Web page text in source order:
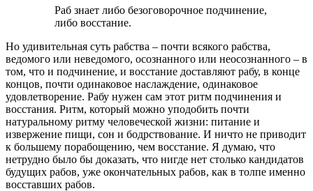
Раб знает либо безоговорочное подчинение,
либо восстание.
Но удивительная суть рабства – почти всякого рабства,
ведомого или неведомого, осознанного или неосознанного – в
том, что и подчинение, и восстание доставляют рабу, в конце
концов, почти одинаковое наслаждение, одинаковое
удовлетворение. Рабу нужен сам этот ритм подчинения и
восстания. Ритм, который можно уподобить почти
натуральному ритму человеческой жизни: питание и
извержение пищи, сон и бодрствование. И ничто не приводит
к большему порабощению, чем восстание. Я думаю, что
нетрудно было бы доказать, что нигде нет столько кандидатов
будущих рабов, уже окончательных рабов, как в толпе именно
восставших рабов.